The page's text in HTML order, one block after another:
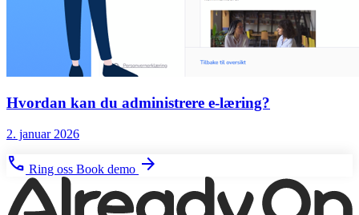
Hvordan kan du administrere e-læring?
2. januar 2026
phone Ring oss Book demo arrow_forward